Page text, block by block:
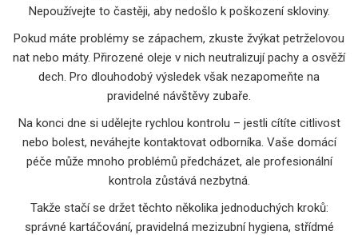
Nepoužívejte to častěji, aby nedošlo k poškození skloviny.
Pokud máte problémy se zápachem, zkuste žvýkat petrželovou
nat nebo máty. Přirozené oleje v nich neutralizují pachy a osvěží
dech. Pro dlouhodobý výsledek však nezapomeňte na
pravidelné návštěvy zubaře.
Na konci dne si udělejte rychlou kontrolu – jestli cítíte citlivost
nebo bolest, neváhejte kontaktovat odborníka. Vaše domácí
péče může mnoho problémů předcházet, ale profesionální
kontrola zůstává nezbytná.
Takže stačí se držet těchto několika jednoduchých kroků:
správné kartáčování, pravidelná mezizubní hygiena, střídmé